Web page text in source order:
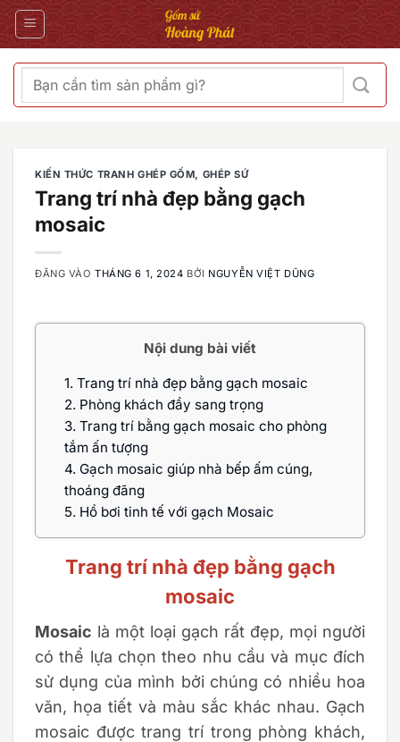
Bỏ
qua
Tìm
kiếm:
KIẾN THỨC TRANH GHÉP GỐM, GHÉP SỨ
Trang trí nhà đẹp bằng gạch
mosaic
ĐĂNG VÀOTHÁNG 6 1, 2024 BỞI NGUYỄN VIỆT DŨNG
Nội dung bài viết
1. Trang trí nhà đẹp bằng gạch mosaic
2. Phòng khách đầy sang trọng
3. Trang trí bằng gạch mosaic cho phòng
tắm ấn tượng
4. Gạch mosaic giúp nhà bếp ấm cúng,
thoáng đãng
5. Hồ bơi tinh tế với gạch Mosaic
Trang trí nhà đẹp bằng gạch
mosaic
Mosaic là một loại gạch rất đẹp, mọi người
có thể lựa chọn theo nhu cầu và mục đích
sử dụng của mình bởi chúng có nhiều hoa
văn, họa tiết và màu sắc khác nhau. Gạch
mosaic được trang trí trong phòng khách,